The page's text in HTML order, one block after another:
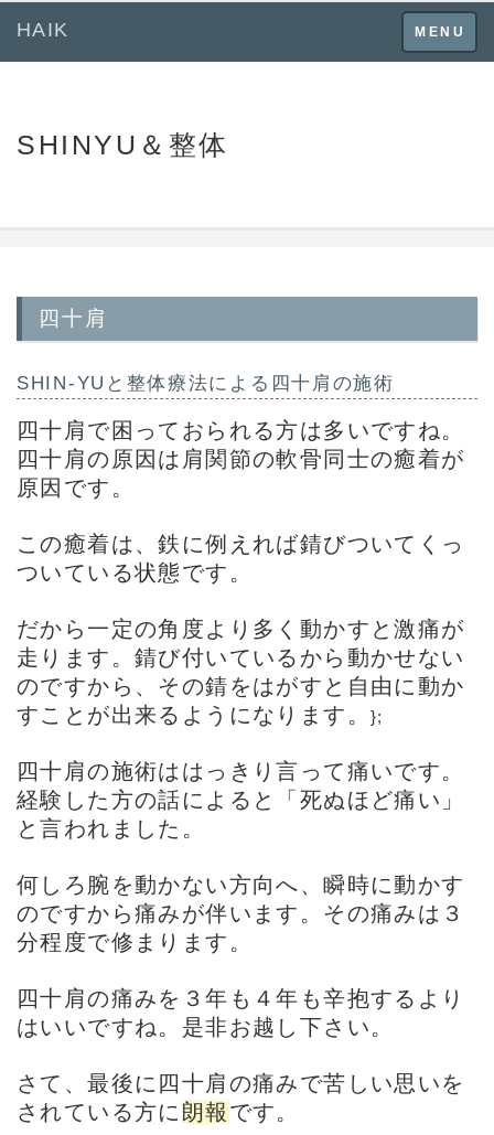
Toggle
navigation
MENU
HAIK
SHINYU＆整体
四十肩
SHIN-YUと 整体療法による 四十肩 の施術
四十肩で困っておられる方は多いですね。
四十肩の原因は肩関節の軟骨同士の癒着が
原因です。
この癒着は、鉄に例えれば錆びついてくっ
ついている状態です。
だから一定の角度より多く動かすと激痛が
走ります。錆び付いているから動かせない
のですから、その錆をはがすと自由に動か
すことが出来るようになります。
};
四十肩の施術ははっきり言って痛いです。
経験した方の話によると「死ぬほど痛い」
と言われました。
何しろ腕を動かない方向へ、瞬時に動かす
のですから痛みが伴います。その痛みは３
分程度で修まります。
四十肩の痛みを３年も４年も辛抱するより
はいいですね。是非お越し下さい。
さて、最後に 四十肩の痛みで苦しい思いを
されている方に 朗報 です。